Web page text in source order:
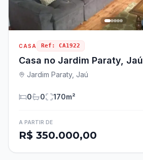
CASA Ref: CA1922
Casa no Jardim Paraty, Jaú
Jardim Paraty, Jaú
0 0 170m²
A PARTIR DE
R$ 350.000,00